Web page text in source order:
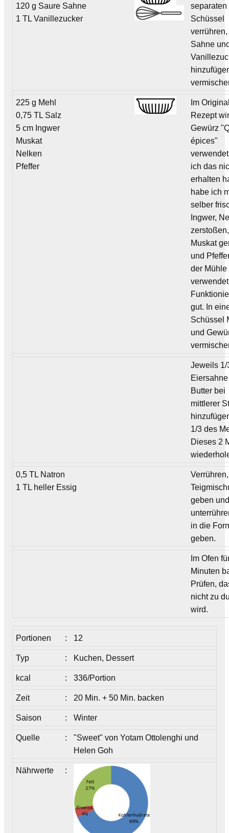
120 g Saure Sahne
1 TL Vanillezucker
separaten
Schüssel
Sahne
225 g Mehl
0,75 TL Salz
5 cm Ingwer
Muskat
Nelken
Pfeffer
Im
Rezept
Gewürz
épices"
ich das
erhalten
habe ich
selber
Ingwer,
zerstoßen,
Muskat
und
der Mühle
gut. In
Schüssel
und
Jeweils 1/
Butter bei
mittlerer
1/3 des
Dieses 2
0,5 TL Natron
1 TL heller Essig
geben
in die
geben.
Im Ofen
Minuten
Prüfen,
nicht zu
wird.
Portionen : 12
Typ : Kuchen, Dessert
kcal : 336/Portion
Zeit : 20 Min. + 50 Min. backen
Saison : Winter
Quelle :
"Sweet" von Yotam Ottolenghi und
Helen Goh
Nährwerte :